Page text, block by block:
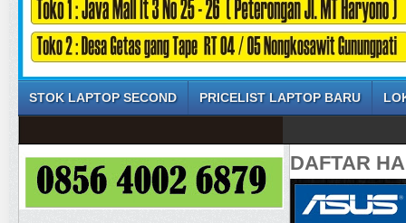
STOK LAPTOP SECOND PRICELIST LAPTOP BARU
DAFTAR